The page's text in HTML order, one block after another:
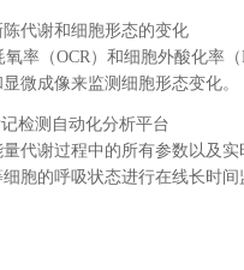
代谢和细胞形态的变化
率（OCR）和细胞外酸化率
微成像来监测细胞形态变化。
检测自动化分析平台
代谢过程中的所有参数以及实
胞的呼吸状态进行在线长时间